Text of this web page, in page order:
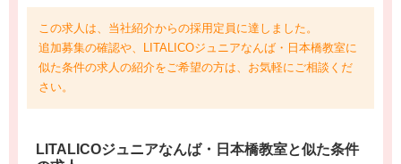
この求人は、当社紹介からの採用定員に達しました。
追加募集の確認や、LITALICOジュニアなんば・日本橋教室に
似た条件の求人の紹介をご希望の方は、お気軽にご相談くだ
さい。
LITALICOジュニアなんば・日本橋教室と似た条件